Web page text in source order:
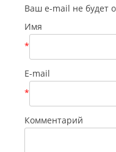
Ваш e-mail не будет
Имя
*
E-mail
*
Комментарий